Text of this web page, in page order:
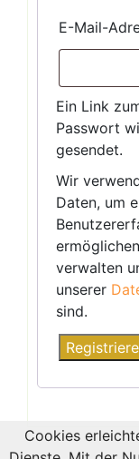
E-Mail-
Ein Link
Passwort
gesendet.
Wir
Daten, um
verwalten
unserer
sind.
Cookies